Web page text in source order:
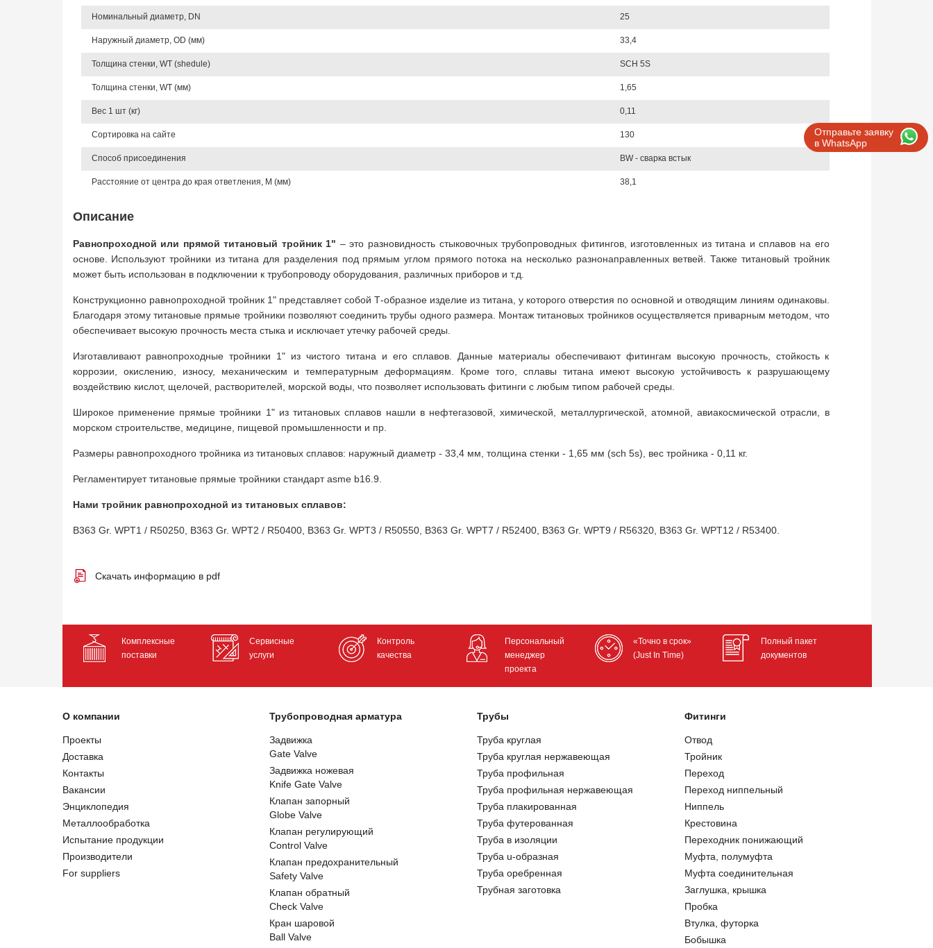
Отправьте заявку
в WhatsApp
Номинальный диаметр, DN 25
Наружный диаметр, OD (мм) 33,4
Толщина стенки, WT (shedule) SCH 5S
Толщина стенки, WT (мм) 1,65
Вес 1 шт (кг) 0,11
Сортировка на сайте 130
Способ присоединения BW - сварка встык
Расстояние от центра до края ответления, M (мм) 38,1
Описание
Равнопроходной или прямой титановый тройник 1" – это разновидность стыковочных трубопроводных фитингов, изготовленных из титана и сплавов на его
основе. Используют тройники из титана для разделения под прямым углом прямого потока на несколько разнонаправленных ветвей. Также титановый тройник
может быть использован в подключении к трубопроводу оборудования, различных приборов и т.д.
Конструкционно равнопроходной тройник 1" представляет собой Т-образное изделие из титана, у которого отверстия по основной и отводящим линиям одинаковы.
Благодаря этому титановые прямые тройники позволяют соединить трубы одного размера. Монтаж титановых тройников осуществляется приварным методом, что
обеспечивает высокую прочность места стыка и исключает утечку рабочей среды.
Изготавливают равнопроходные тройники 1" из чистого титана и его сплавов. Данные материалы обеспечивают фитингам высокую прочность, стойкость к
коррозии, окислению, износу, механическим и температурным деформациям. Кроме того, сплавы титана имеют высокую устойчивость к разрушающему
воздействию кислот, щелочей, растворителей, морской воды, что позволяет использовать фитинги с любым типом рабочей среды.
Широкое применение прямые тройники 1" из титановых сплавов нашли в нефтегазовой, химической, металлургической, атомной, авиакосмической отрасли, в
морском строительстве, медицине, пищевой промышленности и пр.
Размеры равнопроходного тройника из титановых сплавов: наружный диаметр - 33,4 мм, толщина стенки - 1,65 мм (sch 5s), вес тройника - 0,11 кг.
Регламентирует титановые прямые тройники стандарт asme b16.9.
Нами тройник равнопроходной из титановых сплавов:
B363 Gr. WPT1 / R50250, B363 Gr. WPT2 / R50400, B363 Gr. WPT3 / R50550, B363 Gr. WPT7 / R52400, B363 Gr. WPT9 / R56320, B363 Gr. WPT12 / R53400.
Скачать информацию в pdf
Комплексные
поставки
Сервисные
услуги
Контроль
качества
Персональный
менеджер
проекта
«Точно в срок»
(Just In Time)
Полный пакет
документов
О компании
Проекты
Доставка
Контакты
Вакансии
Энциклопедия
Металлообработка
Испытание продукции
Производители
For suppliers
Трубопроводная арматура
Задвижка
Gate Valve
Задвижка ножевая
Knife Gate Valve
Клапан запорный
Globe Valve
Клапан регулирующий
Control Valve
Клапан предохранительный
Safety Valve
Клапан обратный
Check Valve
Кран шаровой
Ball Valve
Трубы
Труба круглая
Труба круглая нержавеющая
Труба профильная
Труба профильная нержавеющая
Труба плакированная
Труба футерованная
Труба в изоляции
Труба u-образная
Труба оребренная
Трубная заготовка
Фитинги
Отвод
Тройник
Переход
Переход ниппельный
Ниппель
Крестовина
Переходник понижающий
Муфта, полумуфта
Муфта соединительная
Заглушка, крышка
Пробка
Втулка, футорка
Бобышка